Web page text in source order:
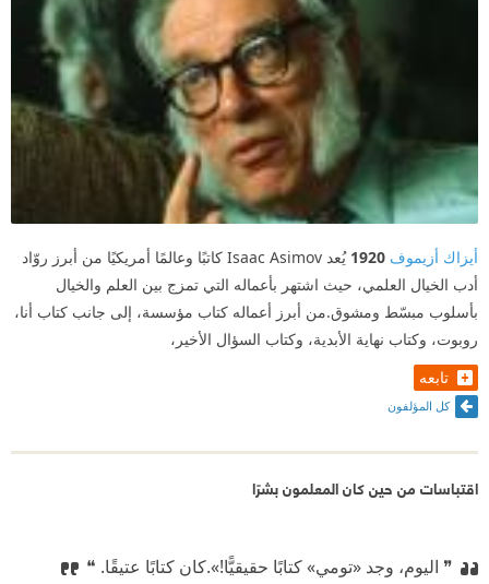
أيزاك أزيموف 1920
يُعد Isaac Asimov كاتبًا وعالمًا أمريكيًا من أبرز روّاد
أدب الخيال العلمي، حيث اشتهر بأعماله التي تمزج بين العلم والخيال
بأسلوب مبسّط ومشوق.من أبرز أعماله كتاب مؤسسة، إلى جانب كتاب أنا،
روبوت، وكتاب نهاية الأبدية، وكتاب السؤال الأخير،
تابعه
كل المؤلفون
اقتباسات من حين كان المعلمون بشرًا
❞ اليوم، وجد «تومي» كتابًا حقيقيًّا!».‏⁠‫‏كان كتابًا عتيقًا.‏ ❝